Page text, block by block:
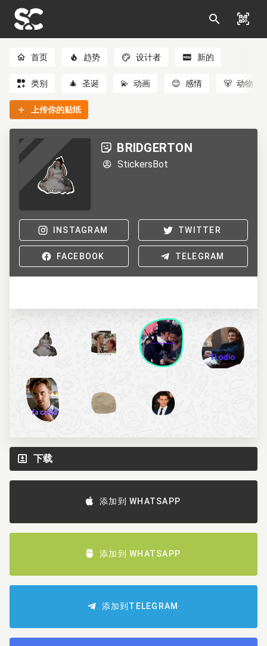
首页 趋势 设计者 新的
类别 🎄 圣诞 💫 动画 😊 感情 🐻 动物
上传你的贴纸
BRIDGERTON
StickersBot
INSTAGRAM TWITTER
FACEBOOK TELEGRAM
下载
添加到 WHATSAPP
添加到 WHATSAPP
添加到TELEGRAM